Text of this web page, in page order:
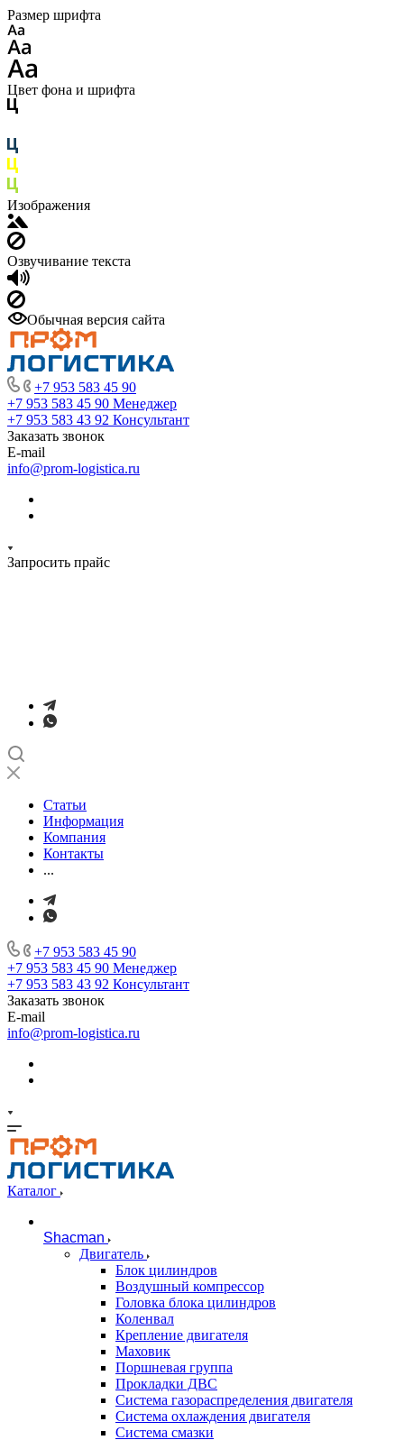
Размер шрифта
Цвет фона и шрифта
Изображения
Озвучивание текста
Обычная версия сайта
+7 953 583 45 90
+7 953 583 45 90 Менеджер
+7 953 583 43 92 Консультант
Заказать звонок
E-mail
info@prom-logistica.ru
Запросить прайс
Статьи
Информация
Компания
Контакты
...
+7 953 583 45 90
+7 953 583 45 90 Менеджер
+7 953 583 43 92 Консультант
Заказать звонок
E-mail
info@prom-logistica.ru
Каталог
Shacman
Двигатель
Блок цилиндров
Воздушный компрессор
Головка блока цилиндров
Коленвал
Крепление двигателя
Маховик
Поршневая группа
Прокладки ДВС
Система газораспределения двигателя
Система охлаждения двигателя
Система смазки